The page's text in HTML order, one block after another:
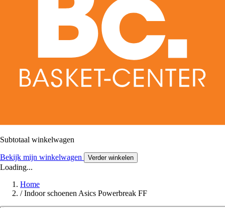
Subtotaal winkelwagen
Bekijk mijn winkelwagen Verder winkelen
Loading...
Home
/ Indoor schoenen Asics Powerbreak FF